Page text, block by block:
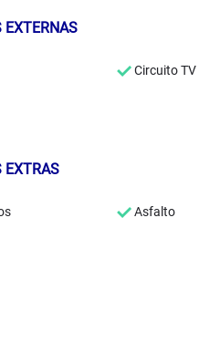
EXTERNAS
Circuito TV
EXTRAS
Asfalto